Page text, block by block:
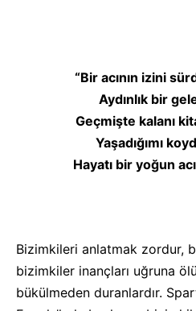
“Bir acının izini
Aydınlık bir
Geçmişte kalanı
Yaşadığımı
Hayatı bir yoğun
Bizimkileri anlatmak zordur,
bizimkiler inançları uğruna
bükülmeden duranlardır.